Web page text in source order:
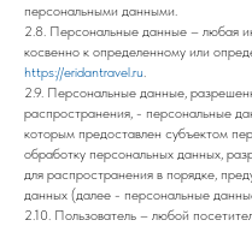
персональными данными.
2.8. Персональные данные – любая
косвенно к определенному или
https://eridantravel.ru.
2.9. Персональные данные,
распространения, - персональные
которым предоставлен субъектом
обработку персональных данных,
для распространения в порядке,
данных (далее - персональные
2.10. Пользователь – любой